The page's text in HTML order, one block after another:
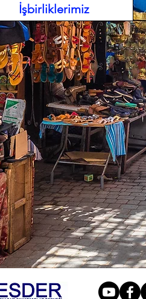
İşbirliklerimiz